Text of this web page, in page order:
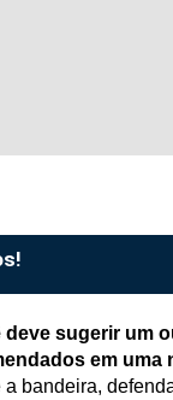
deve sugerir um
em uma
bandeira,